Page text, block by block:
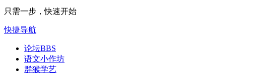
只需一步，快速开始
快捷导航
论坛BBS
语文小作坊
群猴学艺